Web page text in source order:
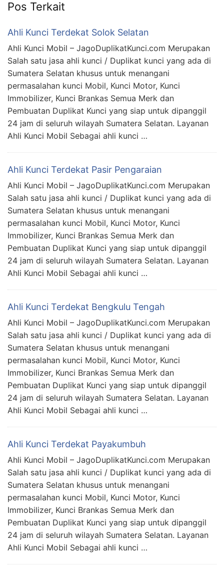
Pos Terkait
Ahli Kunci Terdekat Solok Selatan
Ahli Kunci Mobil – JagoDuplikatKunci.com Merupakan
Salah satu jasa ahli kunci / Duplikat kunci yang ada di
Sumatera Selatan khusus untuk menangani
permasalahan kunci Mobil, Kunci Motor, Kunci
Immobilizer, Kunci Brankas Semua Merk dan
Pembuatan Duplikat Kunci yang siap untuk dipanggil
24 jam di seluruh wilayah Sumatera Selatan. Layanan
Ahli Kunci Mobil Sebagai ahli kunci …
Ahli Kunci Terdekat Pasir Pengaraian
Ahli Kunci Mobil – JagoDuplikatKunci.com Merupakan
Salah satu jasa ahli kunci / Duplikat kunci yang ada di
Sumatera Selatan khusus untuk menangani
permasalahan kunci Mobil, Kunci Motor, Kunci
Immobilizer, Kunci Brankas Semua Merk dan
Pembuatan Duplikat Kunci yang siap untuk dipanggil
24 jam di seluruh wilayah Sumatera Selatan. Layanan
Ahli Kunci Mobil Sebagai ahli kunci …
Ahli Kunci Terdekat Bengkulu Tengah
Ahli Kunci Mobil – JagoDuplikatKunci.com Merupakan
Salah satu jasa ahli kunci / Duplikat kunci yang ada di
Sumatera Selatan khusus untuk menangani
permasalahan kunci Mobil, Kunci Motor, Kunci
Immobilizer, Kunci Brankas Semua Merk dan
Pembuatan Duplikat Kunci yang siap untuk dipanggil
24 jam di seluruh wilayah Sumatera Selatan. Layanan
Ahli Kunci Mobil Sebagai ahli kunci …
Ahli Kunci Terdekat Payakumbuh
Ahli Kunci Mobil – JagoDuplikatKunci.com Merupakan
Salah satu jasa ahli kunci / Duplikat kunci yang ada di
Sumatera Selatan khusus untuk menangani
permasalahan kunci Mobil, Kunci Motor, Kunci
Immobilizer, Kunci Brankas Semua Merk dan
Pembuatan Duplikat Kunci yang siap untuk dipanggil
24 jam di seluruh wilayah Sumatera Selatan. Layanan
Ahli Kunci Mobil Sebagai ahli kunci …